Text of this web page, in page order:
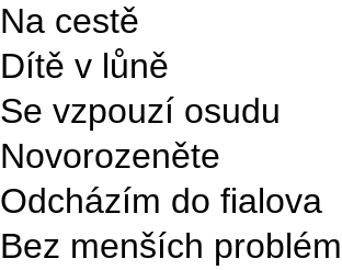
Na cestě
Dítě v lůně
Se vzpouzí osudu
Novorozeněte
Odcházím do fialova
Bez menších